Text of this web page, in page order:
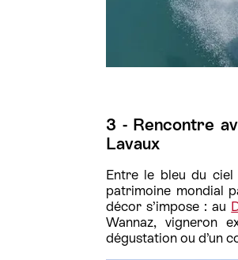
3 - Rencontre
Lavaux
Entre le bleu du ciel
patrimoine mondial
décor s’impose : au
Wannaz, vigneron
dégustation ou d’un